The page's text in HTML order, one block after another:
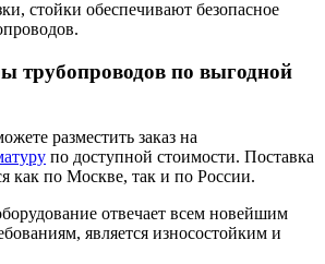
стойки обеспечивают безопасное
трубопроводов по выгодной
разместить заказ на
по доступной стоимости. Поставка
как по Москве, так и по России.
отвечает всем новейшим
является износостойким и